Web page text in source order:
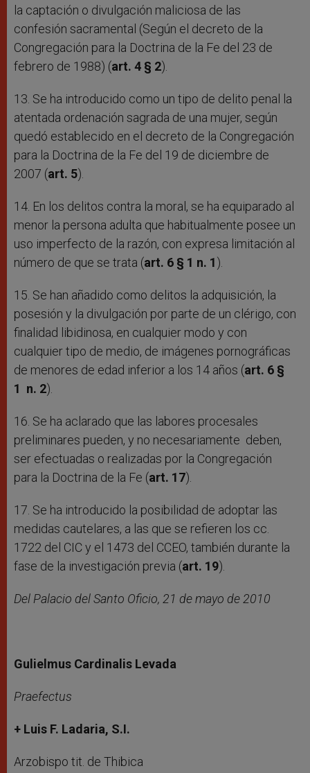
la captación o divulgación maliciosa de las
confesión sacramental (Según el decreto de la
Congregación para la Doctrina de la Fe del 23 de
febrero de 1988) (art. 4 § 2).
13. Se ha introducido como un tipo de delito penal la
atentada ordenación sagrada de una mujer, según
quedó establecido en el decreto de la Congregación
para la Doctrina de la Fe del 19 de diciembre de
2007 (art. 5).
14. En los delitos contra la moral, se ha equiparado al
menor la persona adulta que habitualmente posee un
uso imperfecto de la razón, con expresa limitación al
número de que se trata (art. 6 § 1 n. 1).
15. Se han añadido como delitos la adquisición, la
posesión y la divulgación por parte de un clérigo, con
finalidad libidinosa, en cualquier modo y con
cualquier tipo de medio, de imágenes pornográficas
de menores de edad inferior a los 14 años (art. 6 §
1 n. 2).
16. Se ha aclarado que las labores procesales
preliminares pueden, y no necesariamente deben,
ser efectuadas o realizadas por la Congregación
para la Doctrina de la Fe (art. 17).
17. Se ha introducido la posibilidad de adoptar las
medidas cautelares, a las que se refieren los cc.
1722 del CIC y el 1473 del CCEO, también durante la
fase de la investigación previa (art. 19).
Del Palacio del Santo Oficio, 21 de mayo de 2010
Gulielmus Cardinalis Levada
Praefectus
+ Luis F. Ladaria, S.I.
Arzobispo tit. de Thibica